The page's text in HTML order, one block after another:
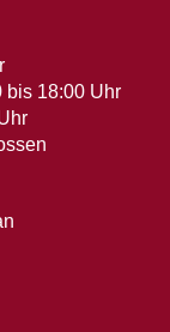
bis 18:00 Uhr